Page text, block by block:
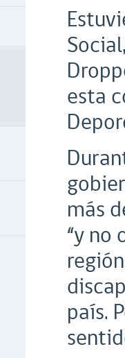
esta
más
“y no
país.